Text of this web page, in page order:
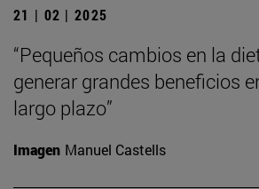
21 | 02 | 2025
“Pequeños cambios en la
generar grandes beneficios
largo plazo”
Imagen Manuel Castells